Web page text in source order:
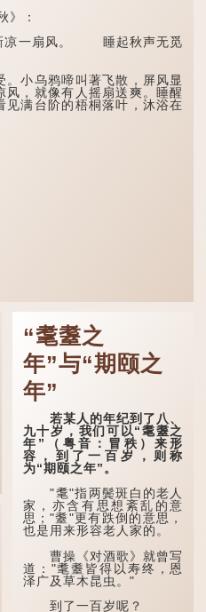
：
凉一扇风。 睡起秋声无觅
小乌鸦啼叫著飞散，屏风显
，就像有人摇扇送爽。睡醒
见满台阶的梧桐落叶，沐浴在
“耄耋之
年”与“期颐之
年”
若某人的年纪到了八、
九十岁，我们可以“耄耋之
年”（粤音：冒秩）来形
容，到了一百岁，则称
为“期颐之年”。
"耄"指两鬓斑白的老人
家，亦含有思想紊乱的意
思；"耋"更有跌倒的意思，
也是用来形容老人家的。
曹操《对酒歌》就曾写
道："耄耋皆得以寿终，恩
泽广及草木昆虫。"
到了一百岁呢？